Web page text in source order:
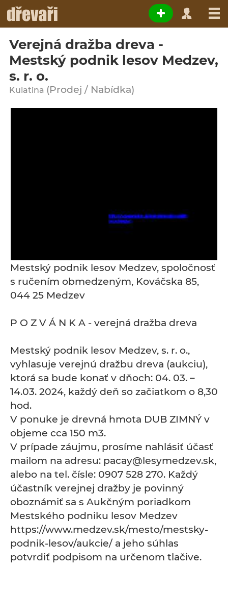
Verejná dražba dreva -
Mestský podnik lesov Medzev,
s. r. o.
Kulatina (Prodej / Nabídka)
Mestský podnik lesov Medzev, spoločnosť
s ručením obmedzeným, Kováčska 85,
044 25 Medzev
P O Z V Á N K A - verejná dražba dreva
Mestský podnik lesov Medzev, s. r. o.,
vyhlasuje verejnú dražbu dreva (aukciu),
ktorá sa bude konať v dňoch: 04. 03. –
14.03. 2024, každý deň so začiatkom o 8,30
hod.
V ponuke je drevná hmota DUB ZIMNÝ v
objeme cca 150 m3.
V prípade záujmu, prosíme nahlásiť účasť
mailom na adresu: pacay@lesymedzev.sk,
alebo na tel. čísle: 0907 528 270. Každý
účastník verejnej dražby je povinný
oboznámiť sa s Aukčným poriadkom
Mestského podniku lesov Medzev
https://www.medzev.sk/mesto/mestsky-
podnik-lesov/aukcie/ a jeho súhlas
potvrdiť podpisom na určenom tlačive.